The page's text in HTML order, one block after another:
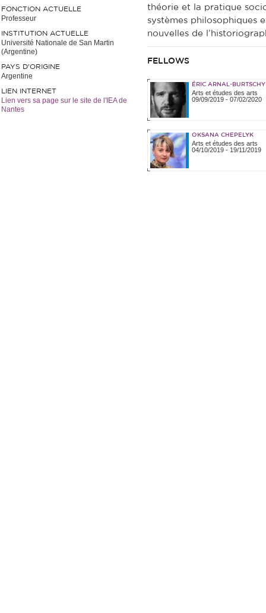
FONCTION ACTUELLE
Professeur
INSTITUTION ACTUELLE
Université Nationale de San Martin
(Argentine)
PAYS D'ORIGINE
Argentine
LIEN INTERNET
Lien vers sa page sur le site de l'IEA de
Nantes
théorie et la pratique
systèmes philosophiques
nouvelles de
FELLOWS
ÉRIC ARNAL-BURTSCHY
Arts et études des arts
09/09/2019- 07/02/2020
OKSANA CHEPELYK
Arts et études des arts
04/10/2019- 19/11/2019